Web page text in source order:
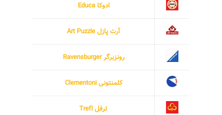
ادوکا Educa
آرت پازل Art Puzzle
رونزبرگر Ravensburger
کلمنتونی Clementoni
ترفل Trefl